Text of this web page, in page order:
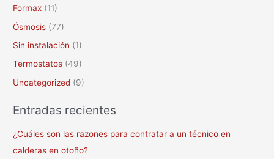
Formax (11)
Ósmosis (77)
Sin instalación (1)
Termostatos (49)
Uncategorized (9)
Entradas recientes
¿Cuáles son las razones para contratar a un técnico en
calderas en otoño?